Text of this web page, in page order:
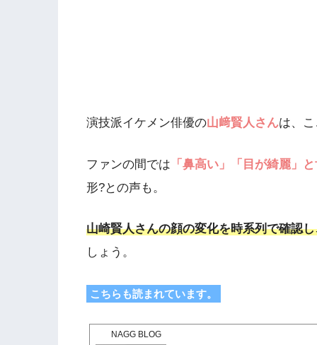
演技派イケメン俳優の山﨑賢人さんは、
ファンの間では 「鼻高い」「目が綺麗」
形?との声も。
山崎賢人さんの顔の変化を時系列で確認
しょう。
こちらも読まれています。
NAGG BLOG